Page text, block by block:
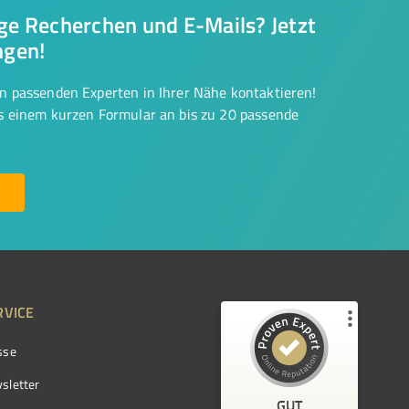
Recherchen und E-Mails? Jetzt
passenden Experten in Ihrer Nähe kontaktieren!
kurzen Formular an bis zu 20 passende
Kundenbewertungen und Erfahrungen zu
ProvenExpert.com